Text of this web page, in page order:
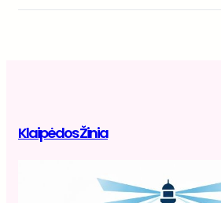
Klaipėdos Žinia